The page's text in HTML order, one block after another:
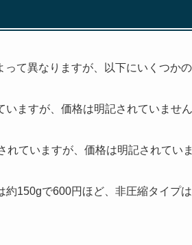
て異なりますが、以下にいくつかの
ますが、価格は明記されていません
ていますが、価格は明記されていま
150gで600円ほど、非圧縮タイプ